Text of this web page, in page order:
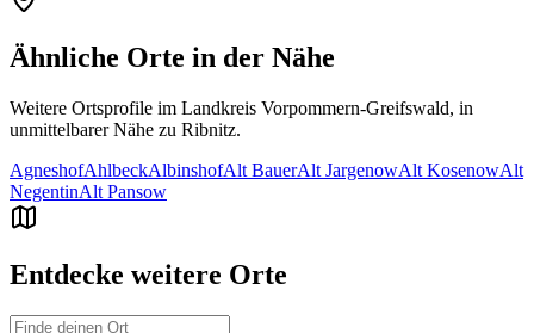
Ähnliche Orte in der Nähe
Weitere Ortsprofile im Landkreis Vorpommern-Greifswald, in
unmittelbarer Nähe zu Ribnitz.
AgneshofAhlbeckAlbinshofAlt BauerAlt JargenowAlt KosenowAlt
NegentinAlt Pansow
Entdecke weitere Orte